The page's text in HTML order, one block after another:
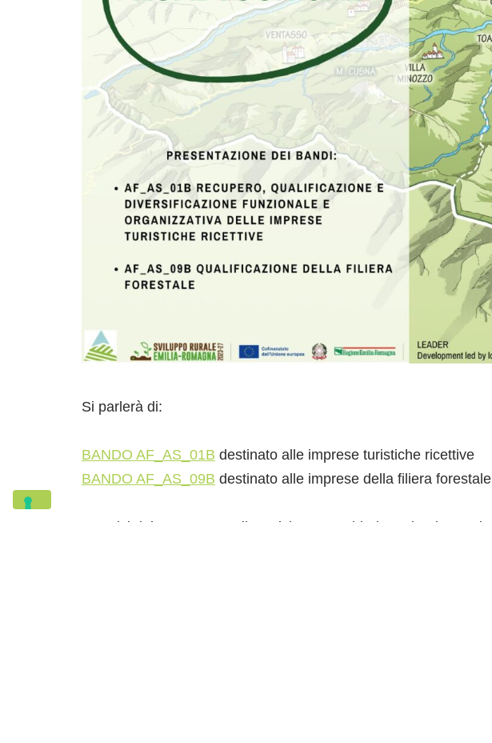
Si parlerà di:
BANDO AF_AS_01B destinato alle imprese turistiche ricettive
BANDO AF_AS_09B destinato alle imprese della filiera forestale
I tecnici del GAL sono a disposizione per chiarimenti e domande.